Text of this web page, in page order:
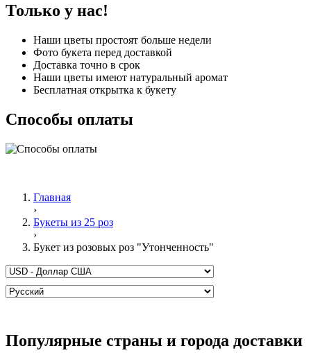
Только у нас!
Наши цветы простоят больше недели
Фото букета перед доставкой
Доставка точно в срок
Наши цветы имеют натуральный аромат
Бесплатная открытка к букету
Способы оплаты
Главная
›
Букеты из 25 роз
›
Букет из розовых роз "Утонченность"
Популярные страны и города доставки